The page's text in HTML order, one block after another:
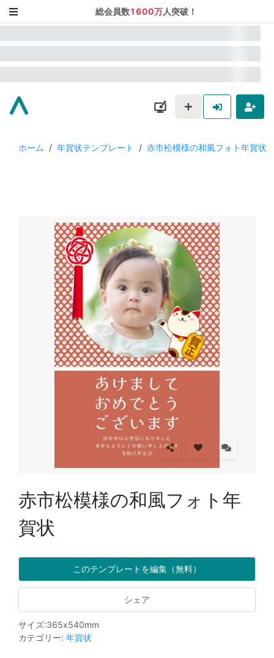
総会員数1600万人突破！
ホーム / 年賀状テンプレート / 赤市松模様の和風フォト年賀状
赤市松模様の和風フォト年
賀状
このテンプレートを編集（無料）
シェア
サイズ:365x540mm
カテゴリー: 年賀状